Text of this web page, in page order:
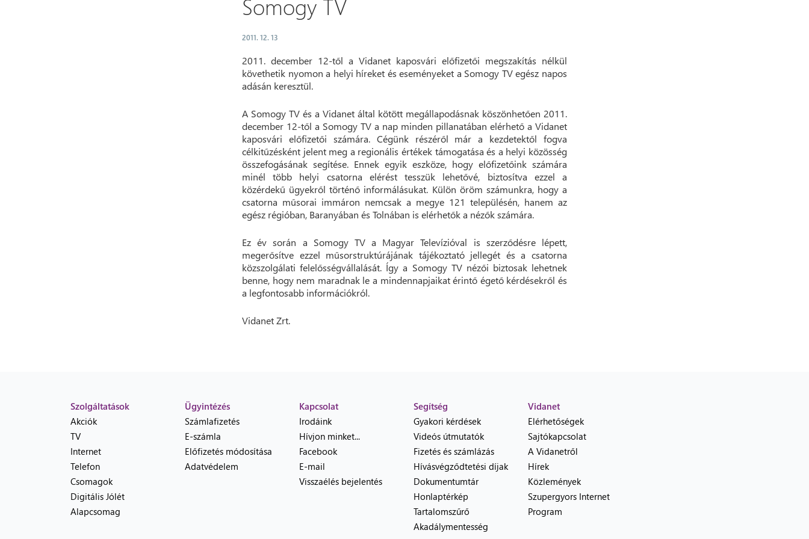
Somogy TV
2011. 12. 13
2011. december 12-től a Vidanet kaposvári előfizetői megszakítás nélkül
követhetik nyomon a helyi híreket és eseményeket a Somogy TV egész napos
adásán keresztül.
A Somogy TV és a Vidanet által kötött megállapodásnak köszönhetően 2011.
december 12-től a Somogy TV a nap minden pillanatában elérhető a Vidanet
kaposvári előfizetői számára. Cégünk részéről már a kezdetektől fogva
célkitűzésként jelent meg a regionális értékek támogatása és a helyi közösség
összefogásának segítése. Ennek egyik eszköze, hogy előfizetőink számára
minél több helyi csatorna elérést tesszük lehetővé, biztosítva ezzel a
közérdekű ügyekről történő informálásukat. Külön öröm számunkra, hogy a
csatorna műsorai immáron nemcsak a megye 121 településén, hanem az
egész régióban, Baranyában és Tolnában is elérhetők a nézők számára.
Ez év során a Somogy TV a Magyar Televízióval is szerződésre lépett,
megerősítve ezzel műsorstruktúrájának tájékoztató jellegét és a csatorna
közszolgálati felelősségvállalását. Így a Somogy TV nézői biztosak lehetnek
benne, hogy nem maradnak le a mindennapjaikat érintő égető kérdésekről és
a legfontosabb információkról.
Vidanet Zrt.
Szolgáltatások
Akciók
TV
Internet
Telefon
Csomagok
Digitális Jólét
Alapcsomag
Ügyintézés
Számlafizetés
E-számla
Előfizetés módosítása
Adatvédelem
Kapcsolat
Irodáink
Hívjon minket...
Facebook
E-mail
Visszaélés bejelentés
Segítség
Gyakori kérdések
Videós útmutatók
Fizetés és számlázás
Hívásvégződtetési díjak
Dokumentumtár
Honlaptérkép
Tartalomszűrő
Akadálymentesség
Vidanet
Elérhetőségek
Sajtókapcsolat
A Vidanetről
Hírek
Közlemények
Szupergyors Internet
Program